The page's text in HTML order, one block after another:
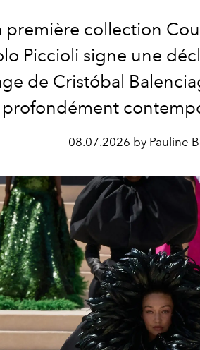
première collection
Piccioli signe une
de Cristóbal
08.07.2026 by Pauline